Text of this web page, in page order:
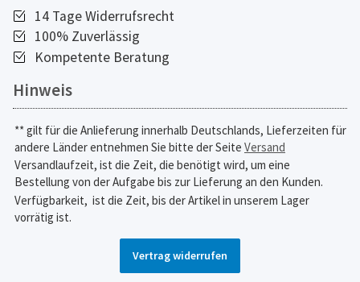
14 Tage Widerrufsrecht
100% Zuverlässig
Kompetente Beratung
Hinweis
** gilt für die Anlieferung innerhalb Deutschlands, Lieferzeiten für
andere Länder entnehmen Sie bitte der Seite Versand
Versandlaufzeit, ist die Zeit, die benötigt wird, um eine
Bestellung von der Aufgabe bis zur Lieferung an den Kunden.
Verfügbarkeit, ist die Zeit, bis der Artikel in unserem Lager
vorrätig ist.
Vertrag widerrufen